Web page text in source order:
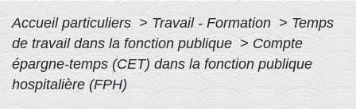
Accueil particuliers > Travail - Formation > Temps
de travail dans la fonction publique > Compte
épargne-temps (CET) dans la fonction publique
hospitalière (FPH)